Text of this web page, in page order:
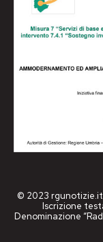
© 2023
Iscrizione
Denominazione